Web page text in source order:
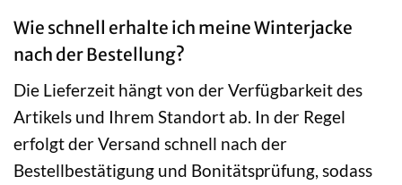
Wie schnell erhalte ich meine Winterjacke
nach der Bestellung?
Die Lieferzeit hängt von der Verfügbarkeit des
Artikels und Ihrem Standort ab. In der Regel
erfolgt der Versand schnell nach der
Bestellbestätigung und Bonitätsprüfung, sodass